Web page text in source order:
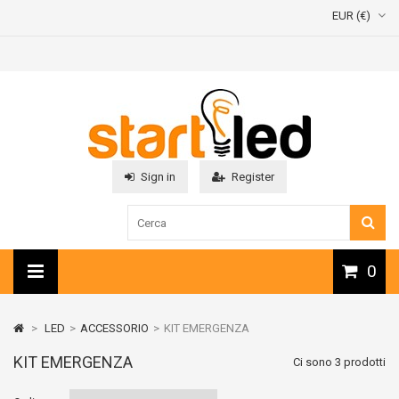
EUR (€)
Sign in Register
0
> LED > ACCESSORIO > KIT EMERGENZA
KIT EMERGENZA Ci sono 3 prodotti